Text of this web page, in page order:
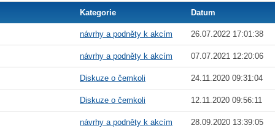
Kategorie Datum
návrhy a podněty k akcím 26.07.2022 17:01:38
návrhy a podněty k akcím 07.07.2021 12:20:06
Diskuze o čemkoli 24.11.2020 09:31:04
Diskuze o čemkoli 12.11.2020 09:56:11
návrhy a podněty k akcím 28.09.2020 13:39:05